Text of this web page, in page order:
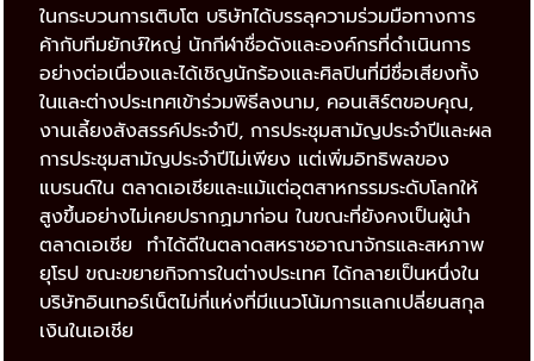
ในกระบวนการเติบโต บริษัทได้บรรลุความร่วมมือทางการ
ค้ากับทีมยักษ์ใหญ่ นักกีฬาชื่อดังและองค์กรที่ดำเนินการ
อย่างต่อเนื่องและได้เชิญนักร้องและศิลปินที่มีชื่อเสียงทั้ง
ในและต่างประเทศเข้าร่วมพิธีลงนาม, คอนเสิร์ตขอบคุณ,
งานเลี้ยงสังสรรค์ประจำปี, การประชุมสามัญประจำปีและผล
การประชุมสามัญประจำปีไม่เพียง แต่เพิ่มอิทธิพลของ
แบรนด์ใน ตลาดเอเชียและแม้แต่อุตสาหกรรมระดับโลกให้
สูงขึ้นอย่างไม่เคยปรากฏมาก่อน ในขณะที่ยังคงเป็นผู้นำ
ตลาดเอเชีย ทำได้ดีในตลาดสหราชอาณาจักรและสหภาพ
ยุโรป ขณะขยายกิจการในต่างประเทศ ได้กลายเป็นหนึ่งใน
บริษัทอินเทอร์เน็ตไม่กี่แห่งที่มีแนวโน้มการแลกเปลี่ยนสกุล
เงินในเอเชีย